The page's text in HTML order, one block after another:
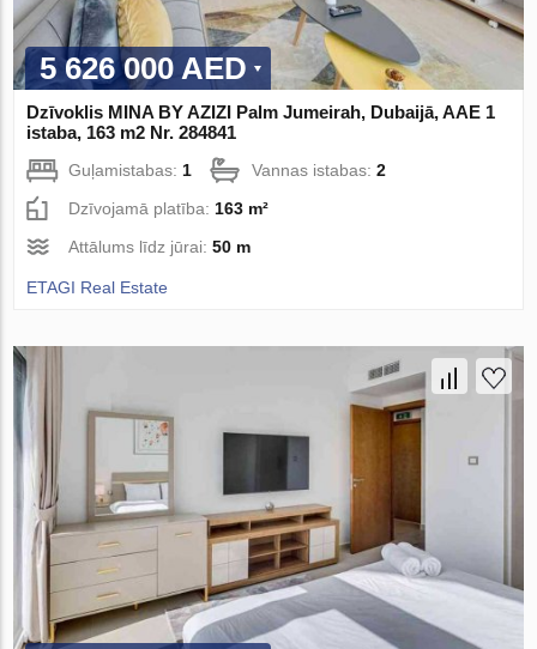
5 626 000 AED
Dzīvoklis MINA BY AZIZI Palm Jumeirah, Dubaijā, AAE 1
istaba, 163 m2 Nr. 284841
Guļamistabas:1 Vannas istabas:2
Dzīvojamā platība:163 m²
Attālums līdz jūrai:50 m
ETAGI Real Estate